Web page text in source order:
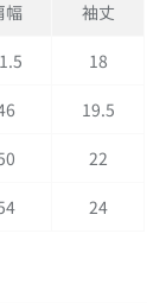
幅 袖丈
18
19.5
22
24